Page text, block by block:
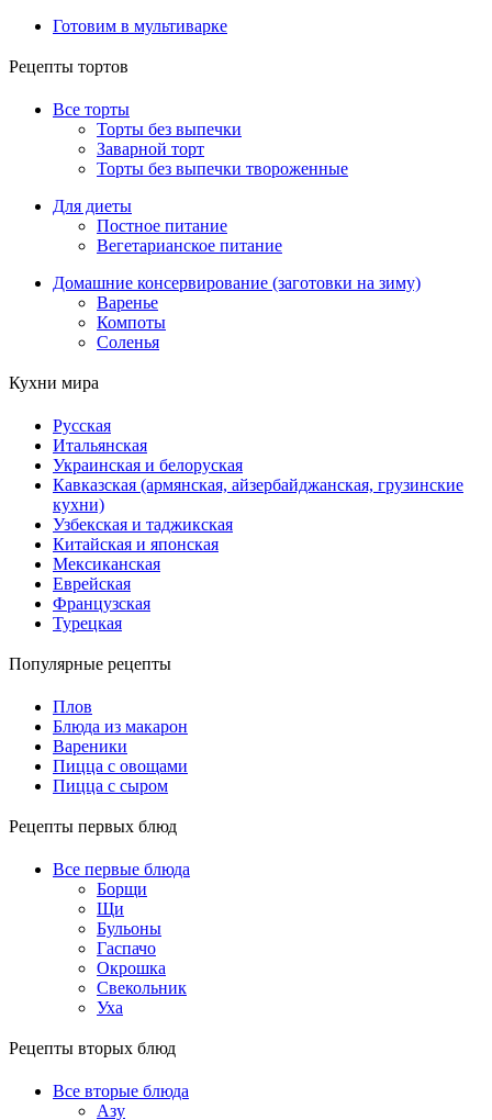
Готовим в мультиварке
Рецепты тортов
Все торты
Торты без выпечки
Заварной торт
Торты без выпечки твороженные
Для диеты
Постное питание
Вегетарианское питание
Домашние консервирование (заготовки на зиму)
Варенье
Компоты
Соленья
Кухни мира
Русская
Итальянская
Украинская и белоруская
Кавказская (армянская, айзербайджанская, грузинские
кухни)
Узбекская и таджикская
Китайская и японская
Мексиканская
Еврейская
Французская
Турецкая
Популярные рецепты
Плов
Блюда из макарон
Вареники
Пицца с овощами
Пицца с сыром
Рецепты первых блюд
Все первые блюда
Борщи
Щи
Бульоны
Гаспачо
Окрошка
Свекольник
Уха
Рецепты вторых блюд
Все вторые блюда
Азу